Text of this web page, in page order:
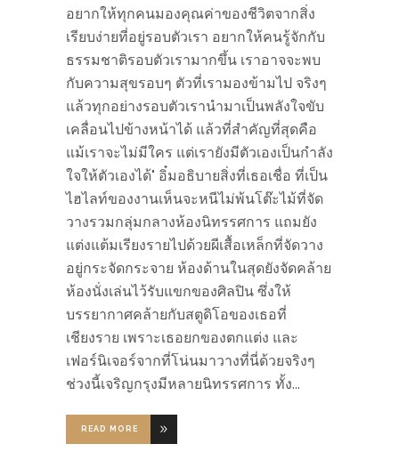
อยากให้ทุกคนมองคุณค่าของชีวิตจากสิ่ง
เรียบง่ายที่อยู่รอบตัวเรา อยากให้คนรู้จักกับ
ธรรมชาติรอบตัวเรามากขึ้น เราอาจจะพบ
กับความสุขรอบๆ ตัวที่เรามองข้ามไป จริงๆ
แล้วทุกอย่างรอบตัวเรานำมาเป็นพลังใจขับ
เคลื่อนไปข้างหน้าได้ แล้วที่สำคัญที่สุดคือ
แม้เราจะไม่มีใคร แต่เรายังมีตัวเองเป็นกำลัง
ใจให้ตัวเองได้" อิ๋มอธิบายสิ่งที่เธอเชื่อ ที่เป็น
ไฮไลท์ของงานเห็นจะหนีไม่พ้นโต๊ะไม้ที่จัด
วางรวมกลุ่มกลางห้องนิทรรศการ แถมยัง
แต่งแต้มเรียงรายไปด้วยผีเสื้อเหล็กที่จัดวาง
อยู่กระจัดกระจาย ห้องด้านในสุดยังจัดคล้าย
ห้องนั่งเล่นไว้รับแขกของศิลปิน ซึ่งให้
บรรยากาศคล้ายกับสตูดิโอของเธอที่
เชียงราย เพราะเธอยกของตกแต่ง และ
เฟอร์นิเจอร์จากที่โน่นมาวางที่นี่ด้วยจริงๆ
ช่วงนี้เจริญกรุงมีหลายนิทรรศการ ทั้ง
READ MORE